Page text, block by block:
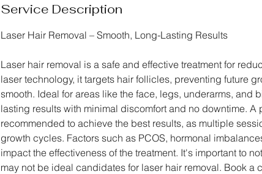
Service Description
Laser Hair Removal – Smooth, Long-Lasting Results
Laser hair removal is a safe and effective treatment for
laser technology, it targets hair follicles, preventing future
smooth. Ideal for areas like the face, legs, underarms, and
lasting results with minimal discomfort and no downtime.
recommended to achieve the best results, as multiple
growth cycles. Factors such as PCOS, hormonal
impact the effectiveness of the treatment. It's important to
may not be ideal candidates for laser hair removal. Book a